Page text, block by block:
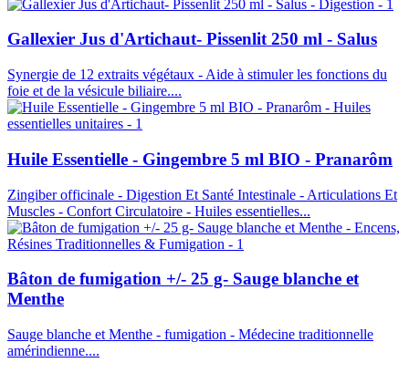
Gallexier Jus d'Artichaut- Pissenlit 250 ml - Salus
Synergie de 12 extraits végétaux - Aide à stimuler les fonctions du
foie et de la vésicule biliaire....
Huile Essentielle - Gingembre 5 ml BIO - Pranarôm
Zingiber officinale - Digestion Et Santé Intestinale - Articulations Et
Muscles - Confort Circulatoire - Huiles essentielles...
Bâton de fumigation +/- 25 g- Sauge blanche et
Menthe
Sauge blanche et Menthe - fumigation - Médecine traditionnelle
amérindienne....